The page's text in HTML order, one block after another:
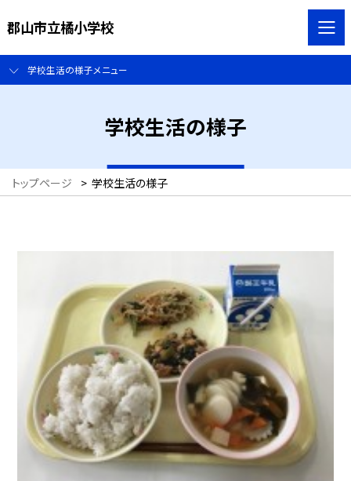
郡山市立橘小学校
学校生活の様子メニュー
学校生活の様子
トップページ > 学校生活の様子